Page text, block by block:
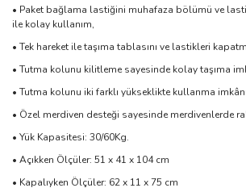
• Paket bağlama lastiğini muhafaza bölümü ve
ile kolay kullanım,
• Tek hareket ile taşıma tablasını ve lastikleri
• Tutma kolunu kilitleme sayesinde kolay taşıma
• Tutma kolunu iki farklı yükseklikte kullanma
• Özel merdiven desteği sayesinde merdivenlerde
• Yük Kapasitesi: 30/60Kg.
• Açıkken Ölçüler: 51 x 41 x 104 cm
• Kapalıyken Ölçüler: 62 x 11 x 75 cm